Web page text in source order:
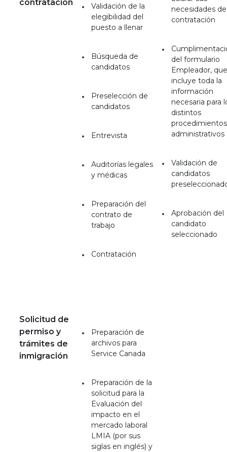
contratación
Validación de la
elegibilidad del
puesto a llenar
Búsqueda de
candidatos
Preselección de
candidatos
Entrevista
Auditorías legales
y médicas
Preparación del
contrato de
trabajo
Contratación
necesidades de
contratación
del formulario
Empleador, que
incluye toda la
información
necesaria para
distintos
procedimientos
administrativos
Validación de
candidatos
Aprobación del
candidato
seleccionado
Solicitud de
permiso y
trámites de
inmigración
Preparación de
archivos para
Service Canada
Preparación de la
solicitud para la
Evaluación del
impacto en el
mercado laboral
LMIA (por sus
siglas en inglés) y